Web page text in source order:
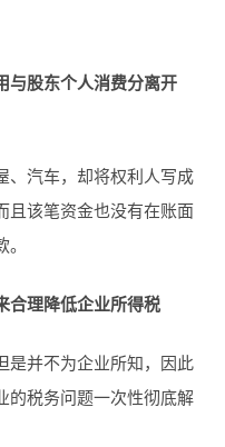
与股东个人消费分离开
、汽车，却将权利人写成
且该笔资金也没有在账面
合理降低企业所得税
是并不为企业所知，因此
的税务问题一次性彻底解